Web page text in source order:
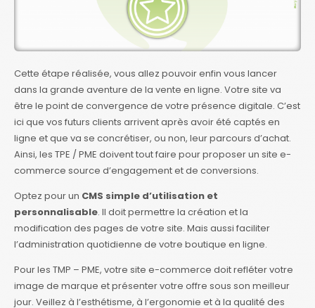
Cette étape réalisée, vous allez pouvoir enfin vous lancer
dans la grande aventure de la vente en ligne. Votre site va
être le point de convergence de votre présence digitale. C’est
ici que vos futurs clients arrivent après avoir été captés en
ligne et que va se concrétiser, ou non, leur parcours d’achat.
Ainsi, les TPE / PME doivent tout faire pour proposer un site e-
commerce source d’engagement et de conversions.
Optez pour un CMS simple d’utilisation et
personnalisable. Il doit permettre la création et la
modification des pages de votre site. Mais aussi faciliter
l’administration quotidienne de votre boutique en ligne.
Pour les TMP – PME, votre site e-commerce doit refléter votre
image de marque et présenter votre offre sous son meilleur
jour. Veillez à l’esthétisme, à l’ergonomie et à la qualité des